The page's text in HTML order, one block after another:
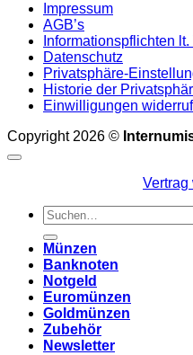
Impressum
AGB’s
Informationspflichten
Datenschutz
Privatsphäre-
Historie der
Einwilligungen
Copyright 2026 ©
Vertrag
Suchen
nach:
Münzen
Banknoten
Notgeld
Euromünzen
Goldmünzen
Zubehör
Newsletter